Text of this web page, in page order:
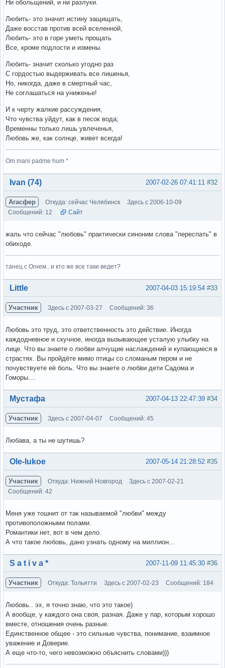
Ни обольщений, и ни разлуки.
Любить- это значит истину защищать,
Даже восстав против всей вселенной,
Любить- это в горе уметь прощать
Все, кроме подлости и измены.
Любить- значит сколько угодно раз
С гордостью выдерживать все лишенья,
Но, никогда, даже в смертный час,
Не соглашаться на униженье!
И к черту жалкие рассуждения,
Что чувства уйдут, как в песок вода;
Временны только лишь увлеченья,
Любовь же, как солнце, живет всегда!
Om mani padme hum *
Вне форума #32
2007-02-26 07:41:11
Ivan (74)
Агасфер Откуда: сейчас Челябинск
Здесь с 2006-10-09
Сообщений: 12
Сайт
жаль что сейчас "любовь" практически синоним слова "переспать" в
обиходе.
танец с Огнем.. и кто же все таки ведет?
Вне форума #33
2007-04-03 15:19:54
Little
Участник Здесь с 2007-03-27 Сообщений: 36
Любовь это труд, это ответственность это действие. Иногда
каждодневное и скучное, иногда вызывающее усталую улыбку на
лице. Что вы знаете о любви алчущие наслаждений и купающиеся в
страстях. Вы пройдёте мимо птицы со сломаным пером и не
почувствуете её боль. Что вы знаете о любви дети Садома и
Гоморы....
Вне форума #34
2007-04-13 22:47:39
Мустафа
Участник Здесь с 2007-04-07 Сообщений: 45
Любава, а ты не шутишь?
Вне форума #35
2007-05-14 21:28:52
Ole-lukoe
Участник Откуда: Нижний Новгород
Здесь с 2007-02-21
Сообщений: 42
Меня уже тошнит от так называемой "любви" между
противоположными полами.
Романтики нет, вот в чем дело.
А что такое любовь, дано узнать одному на миллион...
Вне форума #36
2007-11-09 11:45:30
S a t i v a *
Участник Откуда: Тольятти Здесь с 2007-02-23 Сообщений: 184
Любовь.. эх, я точно знаю, что это такое)
А вообще, у каждого она своя, разная. Даже у пар, которым хорошо
вместе, отношения очень разные.
Единственное общее - это сильные чувства, понимание, взаимное
уважение и Доверие.
А еще что-то, чего невозможно объяснить словами)))